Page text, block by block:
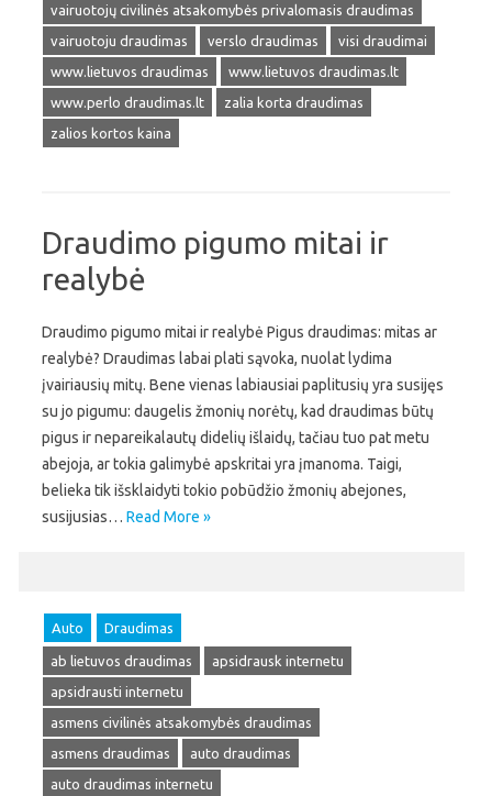
vairuotojų civilinės atsakomybės privalomasis draudimas
vairuotoju draudimas
verslo draudimas
visi draudimai
www.lietuvos draudimas
www.lietuvos draudimas.lt
www.perlo draudimas.lt
zalia korta draudimas
zalios kortos kaina
Draudimo pigumo mitai ir
realybė
Draudimo pigumo mitai ir realybė Pigus draudimas: mitas ar
realybė? Draudimas labai plati sąvoka, nuolat lydima
įvairiausių mitų. Bene vienas labiausiai paplitusių yra susijęs
su jo pigumu: daugelis žmonių norėtų, kad draudimas būtų
pigus ir nepareikalautų didelių išlaidų, tačiau tuo pat metu
abejoja, ar tokia galimybė apskritai yra įmanoma. Taigi,
belieka tik išsklaidyti tokio pobūdžio žmonių abejones,
susijusias… Read More »
Auto Draudimas
ab lietuvos draudimas
apsidrausk internetu
apsidrausti internetu
asmens civilinės atsakomybės draudimas
asmens draudimas
auto draudimas
auto draudimas internetu